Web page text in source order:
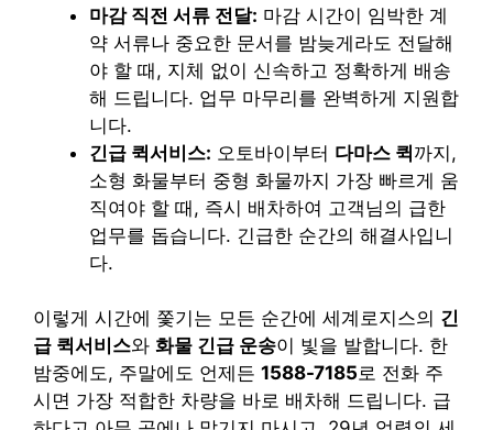
마감 직전 서류 전달: 마감 시간이 임박한 계
약 서류나 중요한 문서를 밤늦게라도 전달해
야 할 때, 지체 없이 신속하고 정확하게 배송
해 드립니다. 업무 마무리를 완벽하게 지원합
니다.
긴급 퀵서비스: 오토바이부터 다마스 퀵까지,
소형 화물부터 중형 화물까지 가장 빠르게 움
직여야 할 때, 즉시 배차하여 고객님의 급한
업무를 돕습니다. 긴급한 순간의 해결사입니
다.
이렇게 시간에 쫓기는 모든 순간에 세계로지스의 긴
급 퀵서비스와 화물 긴급 운송이 빛을 발합니다. 한
밤중에도, 주말에도 언제든 1588-7185로 전화 주
시면 가장 적합한 차량을 바로 배차해 드립니다. 급